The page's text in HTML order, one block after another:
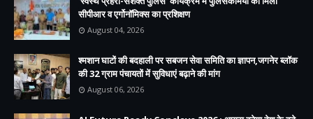
सीपीआर व एर्गोनॉमिक्स का प्रशिक्षण
August 04, 2026
श्मशान घाटों की बदहाली पर सबजन सेवा समिति का ज्ञापन,जगनेर ब्लॉक
की 32 ग्राम पंचायतों में सुविधाएं बढ़ाने की मांग
August 06, 2026